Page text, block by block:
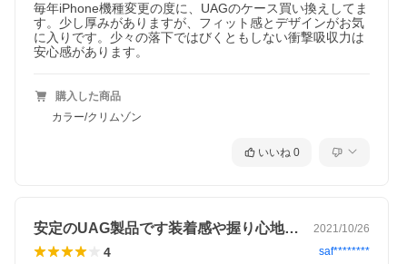
TOUGH AS UAG
アスリートからオフィスワーカーまでUAGは頑丈で究極のケース
MONARCH シリーズ
毎年iPhone機種変更の度に、UAGのケース買い換えしてま
す。少し厚みがありますが、フィット感とデザインがお気
に入りです。少々の落下ではびくともしない衝撃吸収力は
安心感があります。
購入した商品
カラー/クリムゾン
いいね 0
安定のUAG製品です装着感や握り心地も… 2021/10/26
4 saf********